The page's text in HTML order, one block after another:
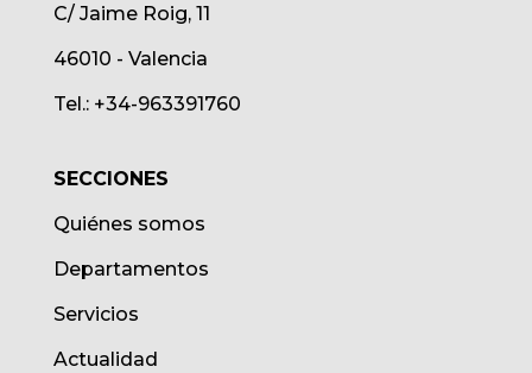
C/ Jaime Roig, 11
46010 - Valencia
Tel.: +34-963391760
SECCIONES
Quiénes somos
Departamentos
Servicios
Actualidad